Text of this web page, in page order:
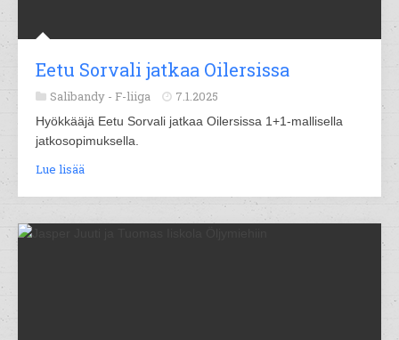
Eetu Sorvali jatkaa Oilersissa
Salibandy - F-liiga 7.1.2025
Hyökkääjä Eetu Sorvali jatkaa Oilersissa 1+1-mallisella
jatkosopimuksella.
Lue lisää